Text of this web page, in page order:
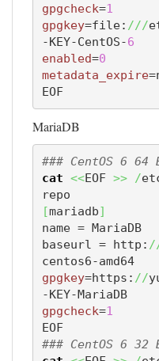
gpgcheck=1
gpgkey=file: ///
-KEY-CentOS-6
enabled=0
metadata_expire
EOF
MariaDB
### CentOS 6 64
cat <<EOF >> /
[mariadb]
name = MariaDB
baseurl = http:
centos6-amd64
gpgkey=https: //
-KEY-MariaDB
gpgcheck=1
EOF
### CentOS 6 32